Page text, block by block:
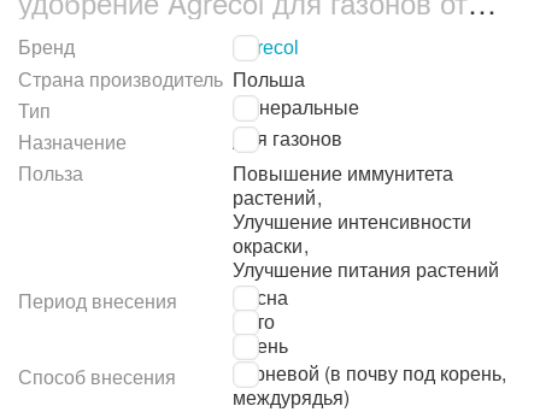
пожелтения травы 1 кг (30205)
Бренд Agrecol
Страна производитель Польша
Тип
Минеральные
Назначение
Для газонов
Польза
Повышение иммунитета
растений,
Улучшение интенсивности
окраски,
Улучшение питания растений
Период внесения
Весна
Лето
Осень
Способ внесения
Корневой (в почву под корень,
междурядья)